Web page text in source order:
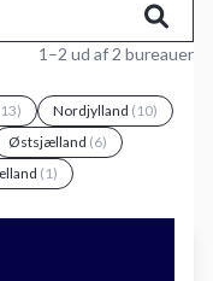
1–2 ud af 2 bureauer
Nordjylland (10)
Østsjælland (6)
(1)